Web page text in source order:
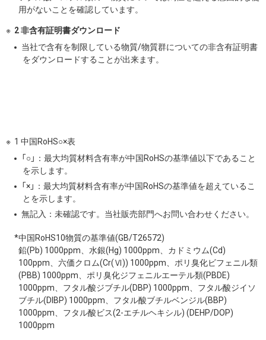
用がないことを確認しています。
2 非含有証明書ダウンロード
当社で含有を制限している物質/物質群についての非含有証明書
をダウンロードすることが出来ます。
1 中国RoHS○×表
「○」：最大均質材料含有率が中国RoHSの基準値以下であること
を示します。
「×」：最大均質材料含有率が中国RoHSの基準値を超えているこ
とを示します。
無記入：未確認です。当社販売部門へお問い合わせください。
*中国RoHS10物質の基準値(GB/T26572)
鉛(Pb) 1000ppm、水銀(Hg) 1000ppm、カドミウム(Cd)
100ppm、六価クロム(Cr(Ⅵ)) 1000ppm、ポリ臭化ビフェニル類
(PBB) 1000ppm、ポリ臭化ジフェニルエーテル類(PBDE)
1000ppm、フタル酸ジブチル(DBP) 1000ppm、フタル酸ジイソ
ブチル(DIBP) 1000ppm、フタル酸ブチルベンジル(BBP)
1000ppm、フタル酸ビス(2-エチルヘキシル) (DEHP/DOP)
1000ppm